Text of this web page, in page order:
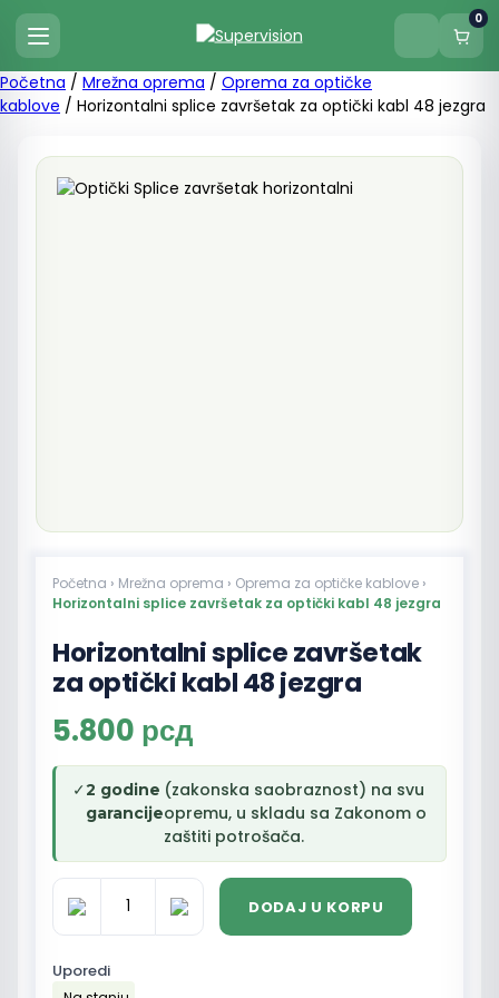
0
Početna / Mrežna oprema / Oprema za optičke
kablove / Horizontalni splice završetak za optički kabl 48 jezgra
Početna › Mrežna oprema › Oprema za optičke kablove ›
Horizontalni splice završetak za optički kabl 48 jezgra
Horizontalni splice završetak
za optički kabl 48 jezgra
5.800 рсд
✓2 godine
garancije
(zakonska saobraznost) na svu
opremu, u skladu sa Zakonom o
zaštiti potrošača.
Horizontalni
splice
završetak
DODAJ U KORPU
Uporedi